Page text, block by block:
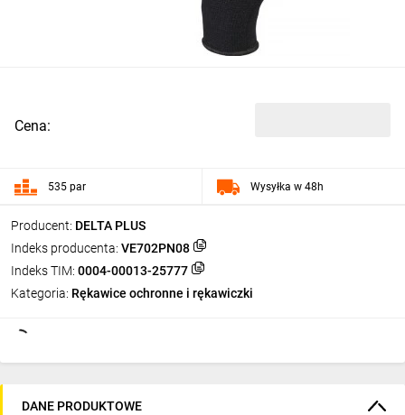
Producent: DELTA PLUS
Indeks producenta: VE702PN08
Indeks TIM: 0004-00013-25777
Kategoria: Rękawice ochronne i rękawiczki
Cena:
535 par Wysyłka w 48h
DANE PRODUKTOWE